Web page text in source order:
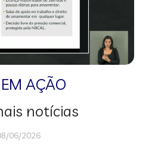
AÇÃO
notícias
06/2026